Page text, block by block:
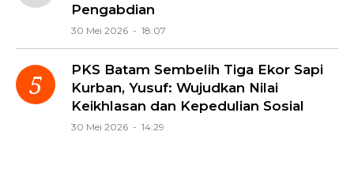
Pengabdian
30 Mei 2026 - 18:07
PKS Batam Sembelih Tiga Ekor Sapi
Kurban, Yusuf: Wujudkan Nilai
Keikhlasan dan Kepedulian Sosial
30 Mei 2026 - 14:29